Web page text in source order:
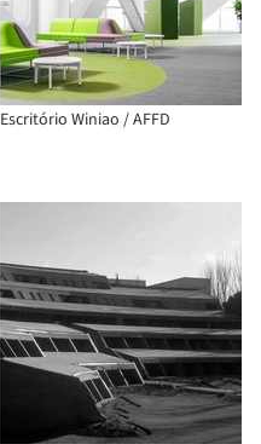
Escritório Winiao / AFFD